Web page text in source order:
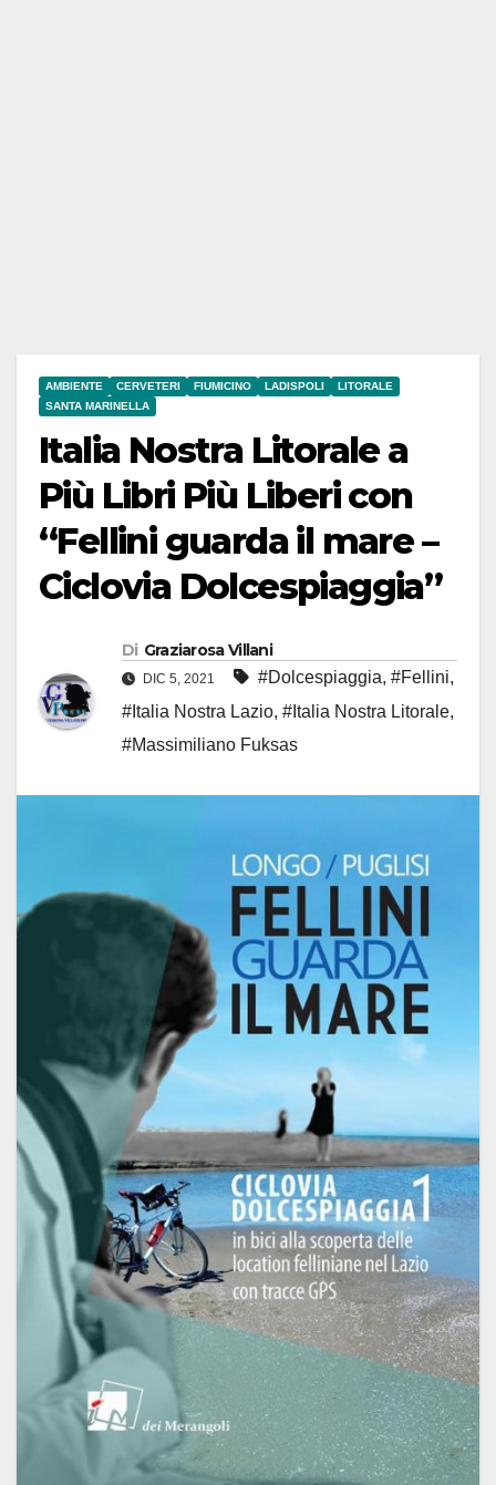
AMBIENTE CERVETERI FIUMICINO LADISPOLI
LITORALE
SANTA MARINELLA
Italia Nostra Litorale a
Più Libri Più Liberi con
“Fellini guarda il mare –
Ciclovia Dolcespiaggia”
Di Graziarosa Villani
DIC 5, 2021 #Dolcespiaggia, #Fellini,
#Italia Nostra Lazio, #Italia Nostra Litorale,
#Massimiliano Fuksas